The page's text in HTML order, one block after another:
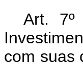
Art. 7º
com suas